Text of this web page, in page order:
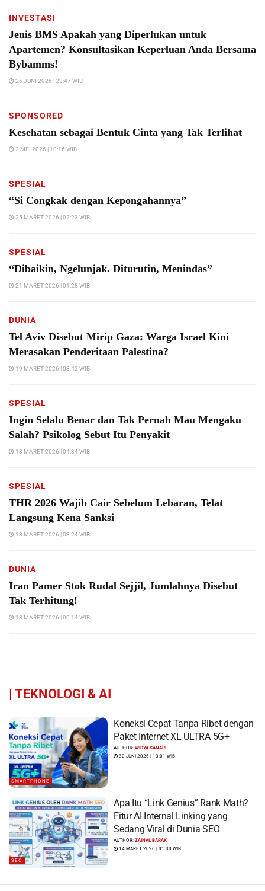
INVESTASI
Jenis BMS Apakah yang Diperlukan untuk
Apartemen? Konsultasikan Keperluan Anda Bersama
Bybamms!
26 JUNI 2026 | 23:47 WIB
SPONSORED
Kesehatan sebagai Bentuk Cinta yang Tak Terlihat
2 MEI 2026 | 10:16 WIB
SPESIAL
“Si Congkak dengan Kepongahannya”
25 MARET 2026 | 02:23 WIB
SPESIAL
“Dibaikin, Ngelunjak. Diturutin, Menindas”
21 MARET 2026 | 01:28 WIB
DUNIA
Tel Aviv Disebut Mirip Gaza: Warga Israel Kini
Merasakan Penderitaan Palestina?
19 MARET 2026 | 03:42 WIB
SPESIAL
Ingin Selalu Benar dan Tak Pernah Mau Mengaku
Salah? Psikolog Sebut Itu Penyakit
18 MARET 2026 | 04:34 WIB
SPESIAL
THR 2026 Wajib Cair Sebelum Lebaran, Telat
Langsung Kena Sanksi
18 MARET 2026 | 03:24 WIB
DUNIA
Iran Pamer Stok Rudal Sejjil, Jumlahnya Disebut
Tak Terhitung!
18 MARET 2026 | 00:14 WIB
| TEKNOLOGI & AI
SMARTPHONE
Koneksi Cepat Tanpa Ribet dengan
Paket Internet XL ULTRA 5G+
AUTHOR:WIDYA SANARI
30 JUNI 2026 | 13:01 WIB
SEO
Apa Itu “Link Genius” Rank Math?
Fitur AI Internal Linking yang
Sedang Viral di Dunia SEO
AUTHOR:ZAINAL BARAK
14 MARET 2026 | 01:30 WIB